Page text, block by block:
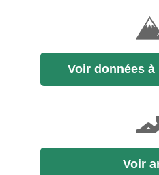
Voir données
Voir